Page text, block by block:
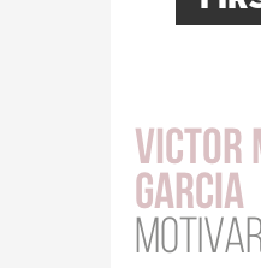
Victor
Garcia